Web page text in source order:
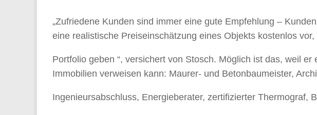
„Zufriedene Kunden sind immer eine gute Empfehlung –
eine realistische Preiseinschätzung eines Objekts kostenlos
Portfolio geben “, versichert von Stosch. Möglich ist das, weil
Immobilien verweisen kann: Maurer- und Betonbaumeister,
Ingenieursabschluss, Energieberater, zertifizierter Thermograf,